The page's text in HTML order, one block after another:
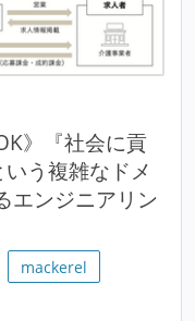
》『社会に貢
う複雑なドメ
エンジニアリン
mackerel